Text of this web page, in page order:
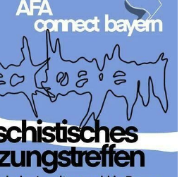
unbehelligt verbreiten können.